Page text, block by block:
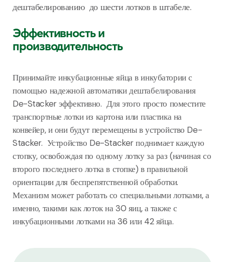
дештабелированию до шести лотков в штабеле.
Эффективность и
производительность
Принимайте инкубационные яйца в инкубатории с
помощью надежной автоматики дештабелирования
De-Stacker эффективно. Для этого просто поместите
транспортные лотки из картона или пластика на
конвейер, и они будут перемещены в устройство De-
Stacker. Устройство De-Stacker поднимает каждую
стопку, освобождая по одному лотку за раз (начиная со
второго последнего лотка в стопке) в правильной
ориентации для беспрепятственной обработки.
Механизм может работать со специальными лотками, а
именно, такими как лоток на 30 яиц, а также с
инкубационными лотками на 36 или 42 яйца.